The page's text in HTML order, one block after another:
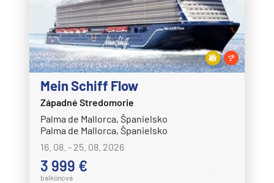
Mein Schiff Flow
Západné Stredomorie
Palma de Mallorca, Španielsko
Palma de Mallorca, Španielsko
16. 08. - 25. 08. 2026
3 999 €
balkónová